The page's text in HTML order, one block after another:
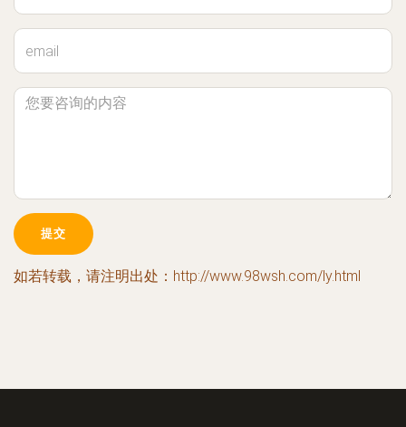
如若转载，请注明出处：http://www.98wsh.com/ly.html